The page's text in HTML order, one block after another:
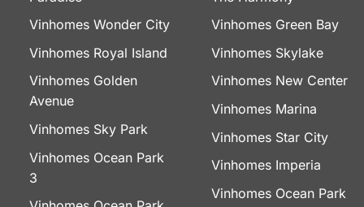
Vinhomes Wonder City
Vinhomes Royal Island
Vinhomes Golden
Avenue
Vinhomes Sky Park
Vinhomes Ocean Park
3
Vinhomes Green Bay
Vinhomes Skylake
Vinhomes New Center
Vinhomes Marina
Vinhomes Star City
Vinhomes Imperia
Vinhomes Ocean Park